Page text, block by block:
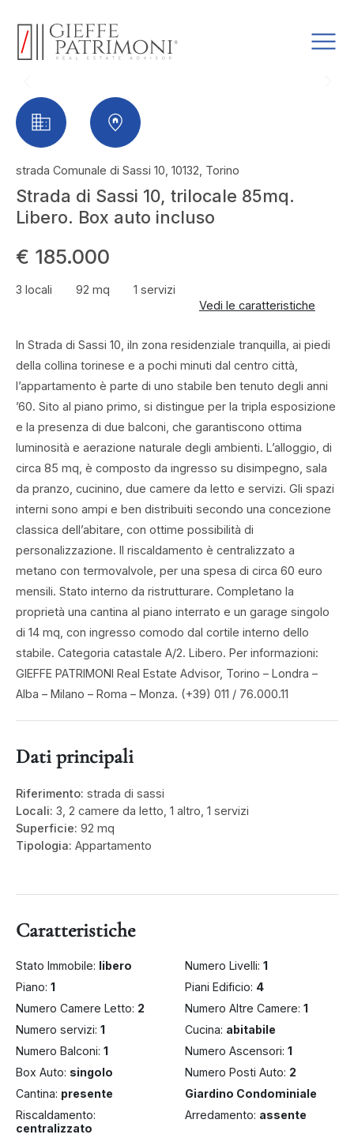
strada Comunale di Sassi 10, 10132, Torino
Strada di Sassi 10, trilocale 85mq.
Libero. Box auto incluso
€ 185.000
3 locali 92 mq
1 servizi
Vedi le caratteristiche
In Strada di Sassi 10, iIn zona residenziale tranquilla, ai piedi
della collina torinese e a pochi minuti dal centro città,
l’appartamento è parte di uno stabile ben tenuto degli anni
’60. Sito al piano primo, si distingue per la tripla esposizione
e la presenza di due balconi, che garantiscono ottima
luminosità e aerazione naturale degli ambienti. L’alloggio, di
circa 85 mq, è composto da ingresso su disimpegno, sala
da pranzo, cucinino, due camere da letto e servizi. Gli spazi
interni sono ampi e ben distribuiti secondo una concezione
classica dell’abitare, con ottime possibilità di
personalizzazione. Il riscaldamento è centralizzato a
metano con termovalvole, per una spesa di circa 60 euro
mensili. Stato interno da ristrutturare. Completano la
proprietà una cantina al piano interrato e un garage singolo
di 14 mq, con ingresso comodo dal cortile interno dello
stabile. Categoria catastale A/2. Libero. Per informazioni:
GIEFFE PATRIMONI Real Estate Advisor, Torino – Londra –
Alba – Milano – Roma – Monza. (+39) 011 / 76.000.11
Dati principali
Riferimento: strada di sassi
Locali: 3, 2 camere da letto, 1 altro, 1 servizi
Superficie: 92 mq
Tipologia: Appartamento
Caratteristiche
Stato Immobile: libero Numero Livelli: 1
Piano: 1 Piani Edificio: 4
Numero Camere Letto: 2 Numero Altre Camere: 1
Numero servizi: 1 Cucina: abitabile
Numero Balconi: 1 Numero Ascensori: 1
Box Auto: singolo Numero Posti Auto: 2
Cantina: presente
Giardino Condominiale
Riscaldamento:
centralizzato
Arredamento: assente